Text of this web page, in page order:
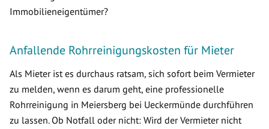
Immobilieneigentümer?
Anfallende Rohrreinigungskosten für Mieter
Als Mieter ist es durchaus ratsam, sich sofort beim Vermieter
zu melden, wenn es darum geht, eine professionelle
Rohrreinigung in Meiersberg bei Ueckermünde durchführen
zu lassen. Ob Notfall oder nicht: Wird der Vermieter nicht